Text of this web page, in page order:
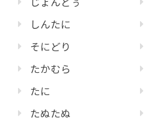
しんたに
そにどり
たかむら
たに
たぬたぬ